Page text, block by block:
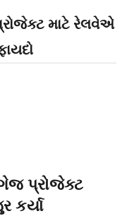
માટે રેલવેએ
પ્રોજેક્ટ
કર્યા